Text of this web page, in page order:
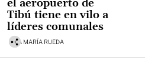
ANA MARÍA RUEDA
el aeropuerto de
Tibú tiene en vilo a
líderes comunales